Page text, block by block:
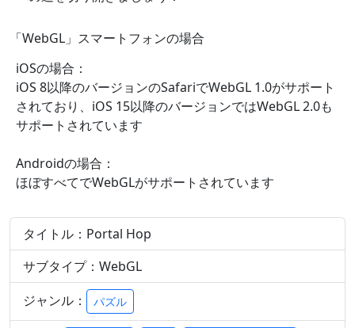
「WebGL」スマートフォンの場合
iOSの場合：
iOS 8以降のバージョンのSafariでWebGL 1.0がサポート
されており、iOS 15以降のバージョンではWebGL 2.0も
サポートされています
Androidの場合：
ほぼすべてでWebGLがサポートされています
タイトル：Portal Hop
サブタイプ：WebGL
ジャンル：
パズル